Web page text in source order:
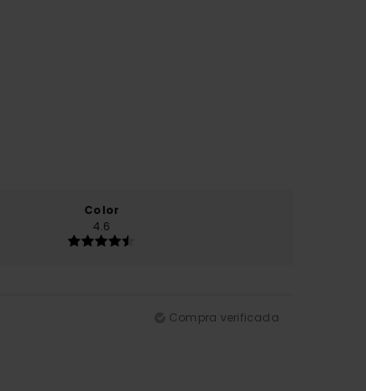
Color
4.6
Compra verificada